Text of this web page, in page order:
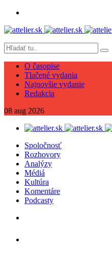
O časopise
Tlačené vydania
Najnovšie vydanie
Redakcia
08 aug 2026
Spoločnosť
Rozhovory
Analýzy
Médiá
Kultúra
Komentáre
Podcasty